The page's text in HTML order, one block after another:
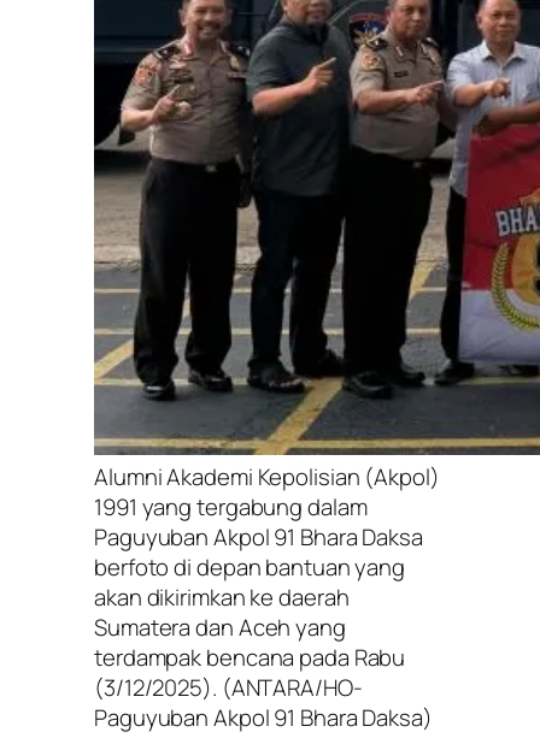
Alumni Akademi Kepolisian (Akpol)
1991 yang tergabung dalam
Paguyuban Akpol 91 Bhara Daksa
berfoto di depan bantuan yang
akan dikirimkan ke daerah
Sumatera dan Aceh yang
terdampak bencana pada Rabu
(3/12/2025). (ANTARA/HO-
Paguyuban Akpol 91 Bhara Daksa)